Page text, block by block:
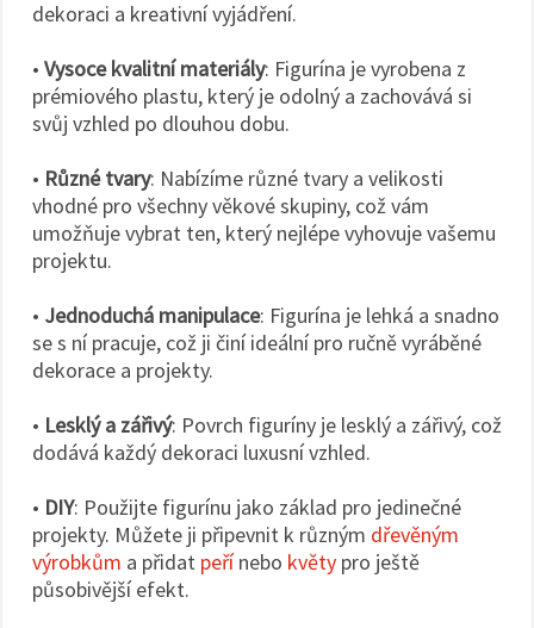
dekoraci a kreativní vyjádření.
• Vysoce kvalitní materiály: Figurína je vyrobena z
prémiového plastu, který je odolný a zachovává si
svůj vzhled po dlouhou dobu.
• Různé tvary: Nabízíme různé tvary a velikosti
vhodné pro všechny věkové skupiny, což vám
umožňuje vybrat ten, který nejlépe vyhovuje vašemu
projektu.
• Jednoduchá manipulace: Figurína je lehká a snadno
se s ní pracuje, což ji činí ideální pro ručně vyráběné
dekorace a projekty.
• Lesklý a zářivý: Povrch figuríny je lesklý a zářivý, což
dodává každý dekoraci luxusní vzhled.
• DIY: Použijte figurínu jako základ pro jedinečné
projekty. Můžete ji připevnit k různým dřevěným
výrobkům a přidat peřínebo květy pro ještě
působivější efekt.